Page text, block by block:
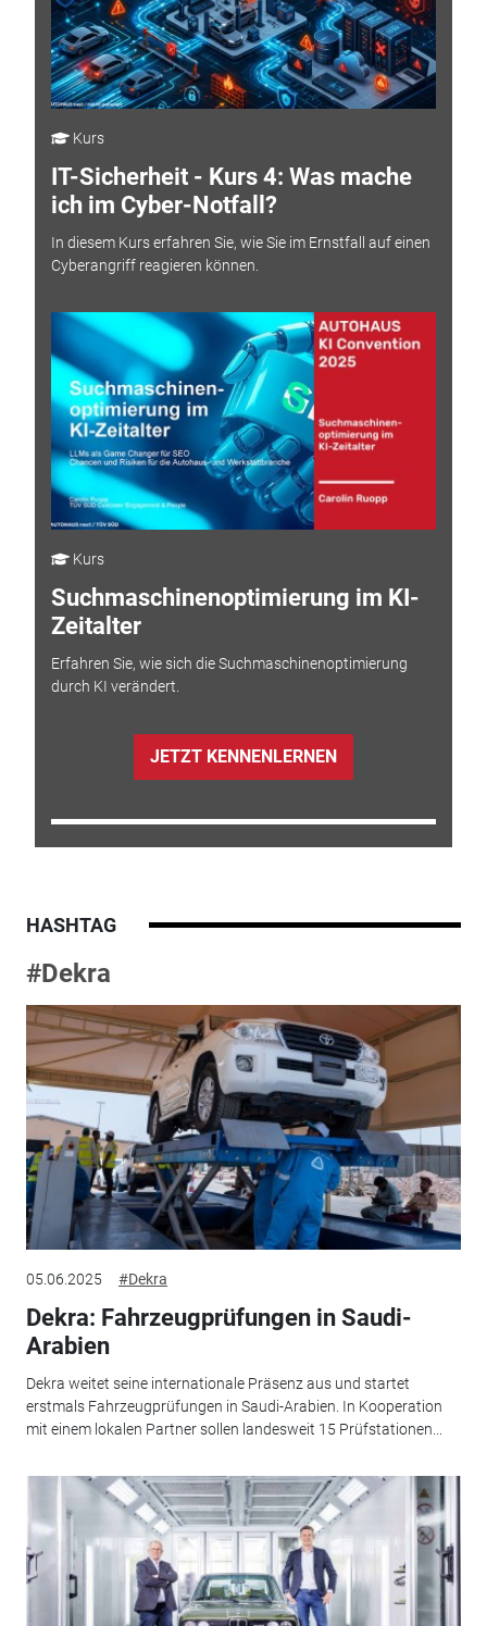
Kurs
IT-Sicherheit - Kurs 4: Was mache
ich im Cyber-Notfall?
In diesem Kurs erfahren Sie, wie Sie im Ernstfall auf einen
Cyberangriff reagieren können.
Kurs
Suchmaschinenoptimierung im KI-
Zeitalter
Erfahren Sie, wie sich die Suchmaschinenoptimierung
durch KI verändert.
JETZT KENNENLERNEN
HASHTAG
#Dekra
05.06.2025 #Dekra
Dekra: Fahrzeugprüfungen in Saudi-
Arabien
Dekra weitet seine internationale Präsenz aus und startet
erstmals Fahrzeugprüfungen in Saudi-Arabien. In Kooperation
mit einem lokalen Partner sollen landesweit 15 Prüfstationen...